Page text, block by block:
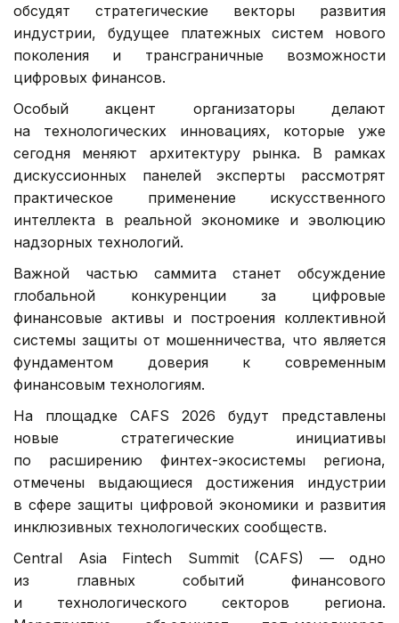
обсудят стратегические векторы развития
индустрии, будущее платежных систем нового
поколения и трансграничные возможности
цифровых финансов.
Особый акцент организаторы делают
на технологических инновациях, которые уже
сегодня меняют архитектуру рынка. В рамках
дискуссионных панелей эксперты рассмотрят
практическое применение искусственного
интеллекта в реальной экономике и эволюцию
надзорных технологий.
Важной частью саммита станет обсуждение
глобальной конкуренции за цифровые
финансовые активы и построения коллективной
системы защиты от мошенничества, что является
фундаментом доверия к современным
финансовым технологиям.
На площадке CAFS 2026 будут представлены
новые стратегические инициативы
по расширению финтех-экосистемы региона,
отмечены выдающиеся достижения индустрии
в сфере защиты цифровой экономики и развития
инклюзивных технологических сообществ.
Central Asia Fintech Summit (CAFS) — одно
из главных событий финансового
и технологического секторов региона.